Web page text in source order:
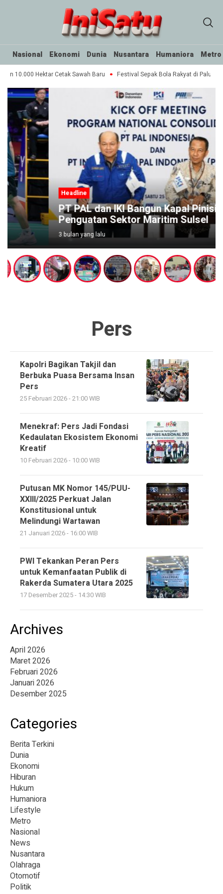
Nasional Ekonomi Dunia Nusantara Humaniora Metro
10.000 Hektar Cetak Sawah Baru Festival Sepak Bola Rakyat di Palu:
Headline
PT PAL dan IKI Bangun Kapal Pinisi untuk
Penguatan Sektor Maritim Sulsel
3 bulan yang lalu
Pers
Kapolri Bagikan Takjil dan
Berbuka Puasa Bersama Insan
Pers
25 Februari 2026 - 21:00 WIB
Menekraf: Pers Jadi Fondasi
Kedaulatan Ekosistem Ekonomi
Kreatif
10 Februari 2026 - 10:00 WIB
Putusan MK Nomor 145/PUU-
XXIII/2025 Perkuat Jalan
Konstitusional untuk
Melindungi Wartawan
21 Januari 2026 - 16:00 WIB
PWI Tekankan Peran Pers
untuk Kemanfaatan Publik di
Rakerda Sumatera Utara 2025
17 Desember 2025 - 14:30 WIB
Archives
April 2026
Maret 2026
Februari 2026
Januari 2026
Desember 2025
Categories
Berita Terkini
Dunia
Ekonomi
Hiburan
Hukum
Humaniora
Lifestyle
Metro
Nasional
News
Nusantara
Olahraga
Otomotif
Politik